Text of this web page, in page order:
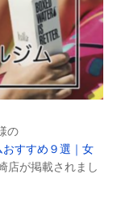
の
おすすめ９選｜女
店が掲載されまし